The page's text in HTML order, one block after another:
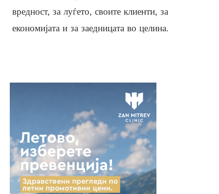
вредност, за луѓето, своите клиенти, за
економијата и за заедницата во целина.